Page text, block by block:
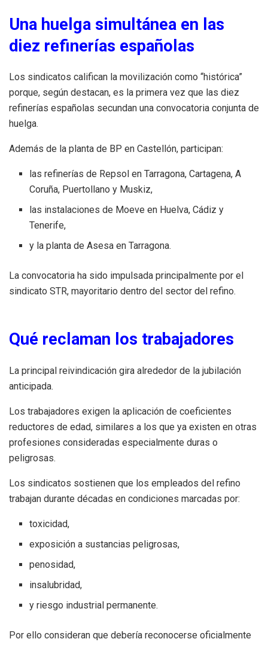
Una huelga simultánea en las
diez refinerías españolas
Los sindicatos califican la movilización como “histórica”
porque, según destacan, es la primera vez que las diez
refinerías españolas secundan una convocatoria conjunta de
huelga.
Además de la planta de BP en Castellón, participan:
las refinerías de Repsol en Tarragona, Cartagena, A
Coruña, Puertollano y Muskiz,
las instalaciones de Moeve en Huelva, Cádiz y
Tenerife,
y la planta de Asesa en Tarragona.
La convocatoria ha sido impulsada principalmente por el
sindicato STR, mayoritario dentro del sector del refino.
Qué reclaman los trabajadores
La principal reivindicación gira alrededor de la jubilación
anticipada.
Los trabajadores exigen la aplicación de coeficientes
reductores de edad, similares a los que ya existen en otras
profesiones consideradas especialmente duras o
peligrosas.
Los sindicatos sostienen que los empleados del refino
trabajan durante décadas en condiciones marcadas por:
toxicidad,
exposición a sustancias peligrosas,
penosidad,
insalubridad,
y riesgo industrial permanente.
Por ello consideran que debería reconocerse oficialmente